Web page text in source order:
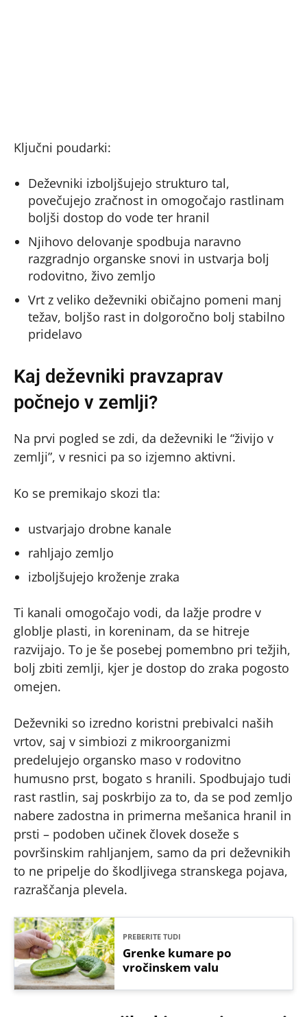
Ključni poudarki:
Deževniki izboljšujejo strukturo tal,
povečujejo zračnost in omogočajo rastlinam
boljši dostop do vode ter hranil
Njihovo delovanje spodbuja naravno
razgradnjo organske snovi in ustvarja bolj
rodovitno, živo zemljo
Vrt z veliko deževniki običajno pomeni manj
težav, boljšo rast in dolgoročno bolj stabilno
pridelavo
Kaj deževniki pravzaprav
počnejo v zemlji?
Na prvi pogled se zdi, da deževniki le “živijo v
zemlji”, v resnici pa so izjemno aktivni.
Ko se premikajo skozi tla:
ustvarjajo drobne kanale
rahljajo zemljo
izboljšujejo kroženje zraka
Ti kanali omogočajo vodi, da lažje prodre v
globlje plasti, in koreninam, da se hitreje
razvijajo. To je še posebej pomembno pri težjih,
bolj zbiti zemlji, kjer je dostop do zraka pogosto
omejen.
Deževniki so izredno koristni prebivalci naših
vrtov, saj v simbiozi z mikroorganizmi
predelujejo organsko maso v rodovitno
humusno prst, bogato s hranili. Spodbujajo tudi
rast rastlin, saj poskrbijo za to, da se pod zemljo
nabere zadostna in primerna mešanica hranil in
prsti – podoben učinek človek doseže s
površinskim rahljanjem, samo da pri deževnikih
to ne pripelje do škodljivega stranskega pojava,
razraščanja plevela.
PREBERITE TUDI
Grenke kumare po
vročinskem valu